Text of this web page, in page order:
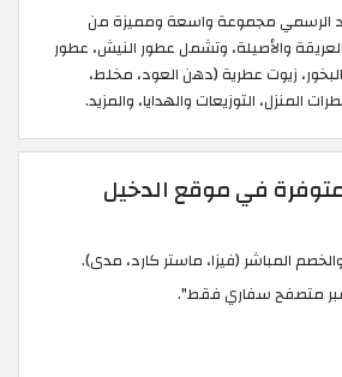
الرسمي مجموعة واسعة ومميزة من
والأصيلة، وتشمل عطور النيش، عطور
زيوت عطرية (دهن العود، مخلط،
المنزل، التوزيعات والهدايا، والمزيد.
في موقع الدخيل
المباشر (فيزا، ماستر كارد، مدى).
متصفح سفاري فقط".